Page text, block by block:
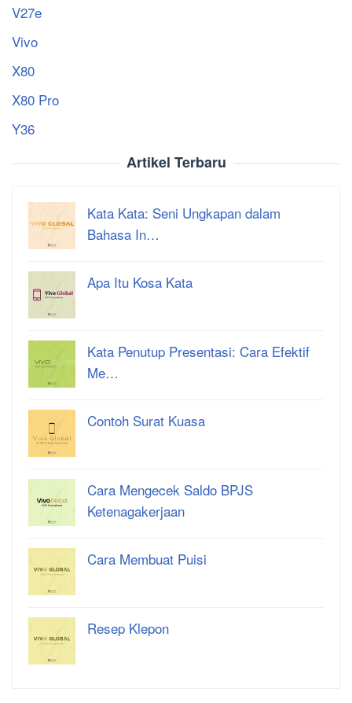
V27e
Vivo
X80
X80 Pro
Y36
Artikel Terbaru
Kata Kata: Seni Ungkapan dalam
Bahasa In…
Apa Itu Kosa Kata
Kata Penutup Presentasi: Cara Efektif
Me…
Contoh Surat Kuasa
Cara Mengecek Saldo BPJS
Ketenagakerjaan
Cara Membuat Puisi
Resep Klepon